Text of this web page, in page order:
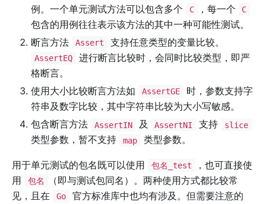
例。一个单元测试方法可以包含多个
C ，每一个 C
包含的用例往往表示该方法的其中一种可能性测试。
断言方法
Assert 支持任意类型的变量比较。
AssertEQ
进行断言比较时，会同时比较类型，即严
格断言。
使用大小比较断言方法如
AssertGE
时，参数支持字
符串及数字比较，其中字符串比较为大小写敏感。
包含断言方法
AssertIN 及 AssertNI 支持 slice
类型参数，暂不支持 map 类型参数。
用于单元测试的包名既可以使用 包名_test
，也可直接使
用
包名
（即与测试包同名）。两种使用方式都比较常
见，且在
Go
官方标准库中也均有涉及。但需要注意的